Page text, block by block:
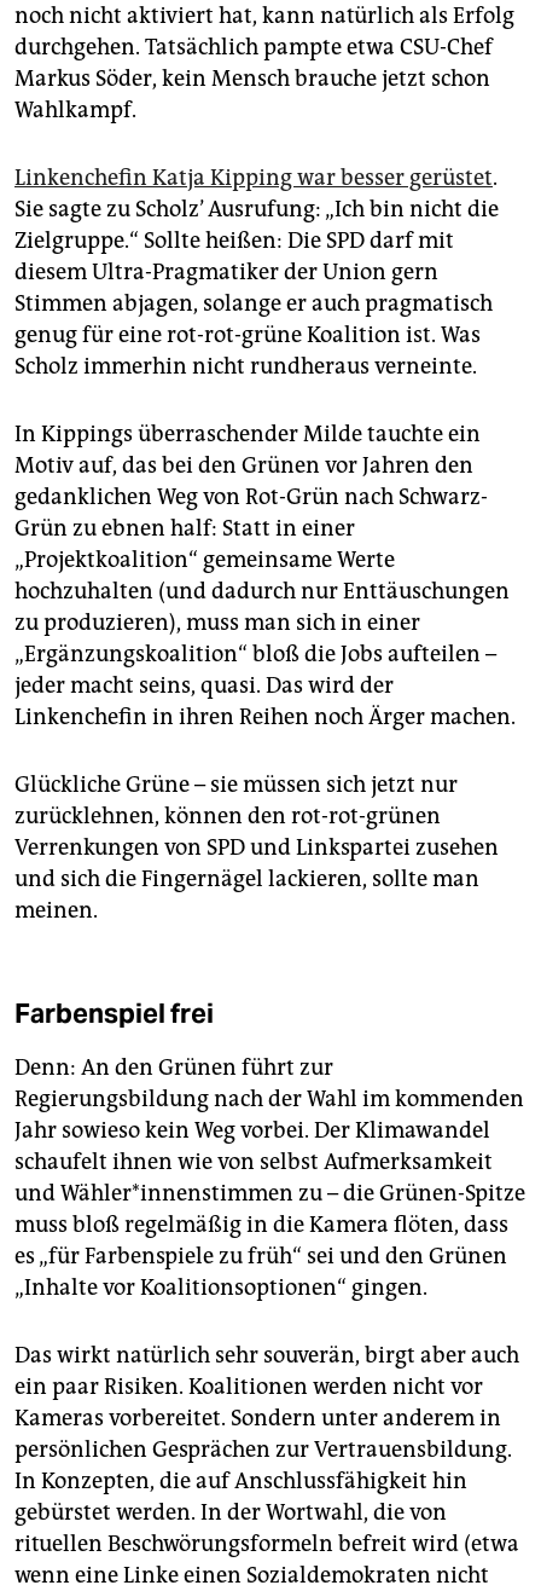
noch nicht aktiviert hat, kann natürlich als Erfolg
durchgehen. Tatsächlich pampte etwa CSU-Chef
Markus Söder, kein Mensch brauche jetzt schon
Wahlkampf.
Linkenchefin Katja Kipping war besser gerüstet.
Sie sagte zu Scholz’ Ausrufung: „Ich bin nicht die
Zielgruppe.“ Sollte heißen: Die SPD darf mit
diesem Ultra-Pragmatiker der Union gern
Stimmen abjagen, solange er auch pragmatisch
genug für eine rot-rot-grüne Koalition ist. Was
Scholz immerhin nicht rundheraus verneinte.
In Kippings überraschender Milde tauchte ein
Motiv auf, das bei den Grünen vor Jahren den
gedanklichen Weg von Rot-Grün nach Schwarz-
Grün zu ebnen half: Statt in einer
„Projektkoalition“ gemeinsame Werte
hochzuhalten (und dadurch nur Enttäuschungen
zu produzieren), muss man sich in einer
„Ergänzungskoalition“ bloß die Jobs aufteilen –
jeder macht seins, quasi. Das wird der
Linkenchefin in ihren Reihen noch Ärger machen.
Glückliche Grüne – sie müssen sich jetzt nur
zurücklehnen, können den rot-rot-grünen
Verrenkungen von SPD und Linkspartei zusehen
und sich die Fingernägel lackieren, sollte man
meinen.
Farbenspiel frei
Denn: An den Grünen führt zur
Regierungsbildung nach der Wahl im kommenden
Jahr sowieso kein Weg vorbei. Der Klimawandel
schaufelt ihnen wie von selbst Aufmerksamkeit
und Wähler*innenstimmen zu – die Grünen-Spitze
muss bloß regelmäßig in die Kamera flöten, dass
es „für Farbenspiele zu früh“ sei und den Grünen
„Inhalte vor Koalitionsoptionen“ gingen.
Das wirkt natürlich sehr souverän, birgt aber auch
ein paar Risiken. Koalitionen werden nicht vor
Kameras vorbereitet. Sondern unter anderem in
persönlichen Gesprächen zur Vertrauensbildung.
In Konzepten, die auf Anschlussfähigkeit hin
gebürstet werden. In der Wortwahl, die von
rituellen Beschwörungsformeln befreit wird (etwa
wenn eine Linke einen Sozialdemokraten nicht